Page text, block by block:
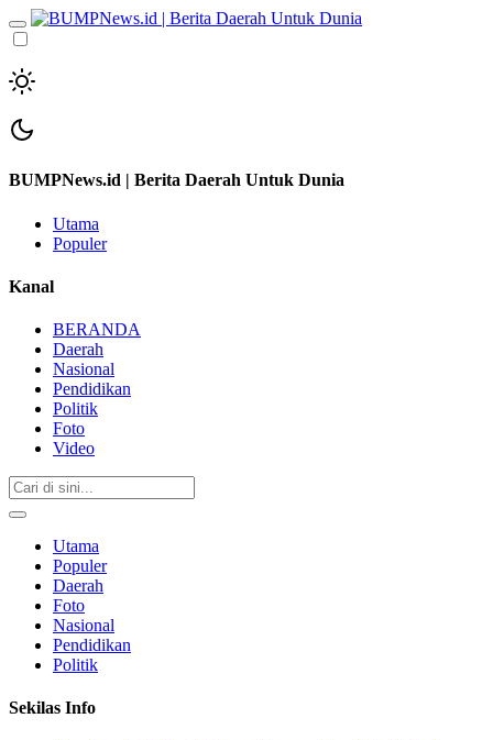
BUMPNews.id | Berita Daerah Untuk Dunia
Utama
Populer
Kanal
BERANDA
Daerah
Nasional
Pendidikan
Politik
Foto
Video
Utama
Populer
Daerah
Foto
Nasional
Pendidikan
Politik
Sekilas Info